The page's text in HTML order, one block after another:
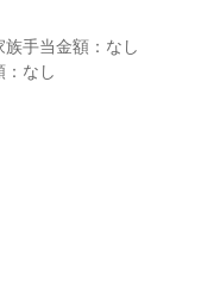
手当金額：なし
：なし